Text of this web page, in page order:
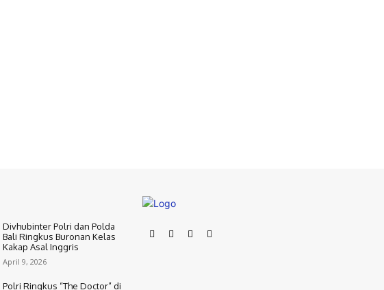
Divhubinter Polri dan Polda
Bali Ringkus Buronan Kelas
Kakap Asal Inggris
April 9, 2026
Polri Ringkus “The Doctor” di